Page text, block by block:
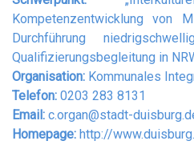
Kompetenzentwicklung von
Durchführung
Qualifizierungsbegleitung in
Organisation: Kommunales
Telefon: 0203 283 8131
Email: c.organ@stadt-
Homepage: http://